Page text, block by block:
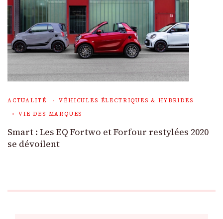
ACTUALITÉ
VÉHICULES ÉLECTRIQUES & HYBRIDES
VIE DES MARQUES
Smart : Les EQ Fortwo et Forfour restylées 2020
se dévoilent